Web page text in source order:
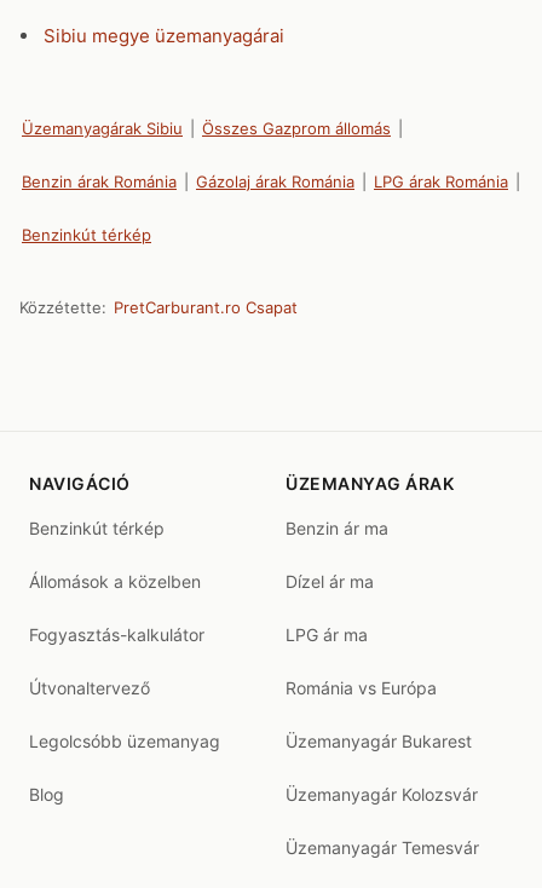
Sibiu megye üzemanyagárai
Üzemanyagárak Sibiu Összes Gazprom állomás
Benzin árak Románia Gázolaj árak Románia LPG árak Románia
Benzinkút térkép
Közzétette: PretCarburant.ro Csapat
NAVIGÁCIÓ
Benzinkút térkép
Állomások a közelben
Fogyasztás-kalkulátor
Útvonaltervező
Legolcsóbb üzemanyag
Blog
ÜZEMANYAG ÁRAK
Benzin ár ma
Dízel ár ma
LPG ár ma
Románia vs Európa
Üzemanyagár Bukarest
Üzemanyagár Kolozsvár
Üzemanyagár Temesvár